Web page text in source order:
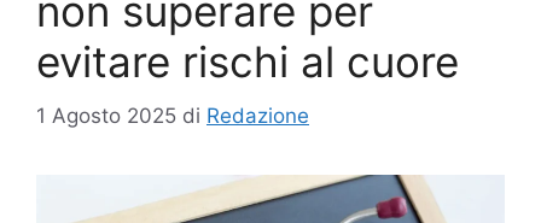
non superare per
evitare rischi al cuore
1 Agosto 2025 di Redazione